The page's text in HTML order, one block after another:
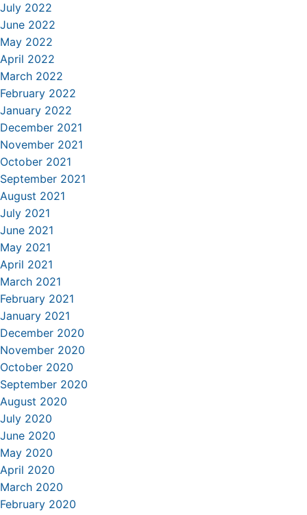
July 2022
June 2022
May 2022
April 2022
March 2022
February 2022
January 2022
December 2021
November 2021
October 2021
September 2021
August 2021
July 2021
June 2021
May 2021
April 2021
March 2021
February 2021
January 2021
December 2020
November 2020
October 2020
September 2020
August 2020
July 2020
June 2020
May 2020
April 2020
March 2020
February 2020